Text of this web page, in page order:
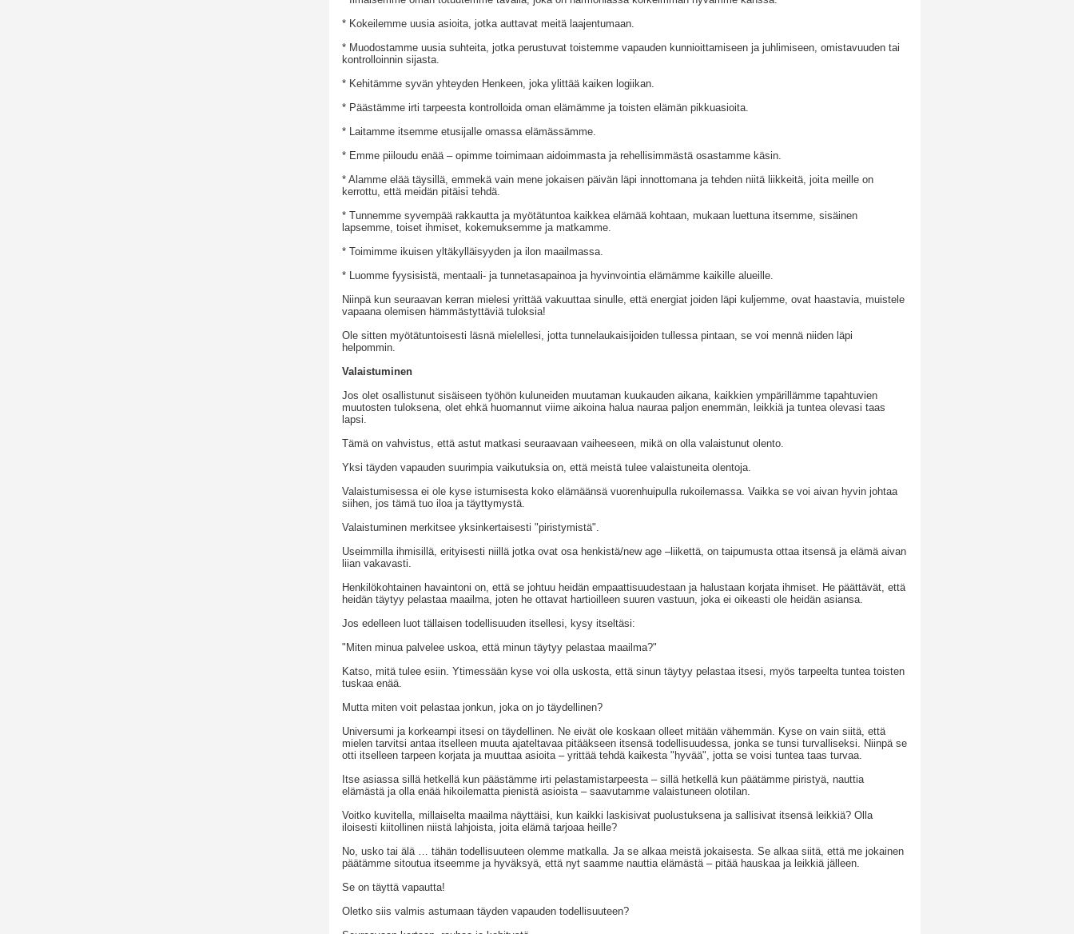
* Kokeilemme uusia asioita, jotka auttavat meitä laajentumaan.
* Muodostamme uusia suhteita, jotka perustuvat toistemme vapauden kunnioittamiseen ja juhlimiseen, omistavuuden tai
kontrolloinnin sijasta.
* Kehitämme syvän yhteyden Henkeen, joka ylittää kaiken logiikan.
* Päästämme irti tarpeesta kontrolloida oman elämämme ja toisten elämän pikkuasioita.
* Laitamme itsemme etusijalle omassa elämässämme.
* Emme piiloudu enää – opimme toimimaan aidoimmasta ja rehellisimmästä osastamme käsin.
* Alamme elää täysillä, emmekä vain mene jokaisen päivän läpi innottomana ja tehden niitä liikkeitä, joita meille on
kerrottu, että meidän pitäisi tehdä.
* Tunnemme syvempää rakkautta ja myötätuntoa kaikkea elämää kohtaan, mukaan luettuna itsemme, sisäinen
lapsemme, toiset ihmiset, kokemuksemme ja matkamme.
* Toimimme ikuisen yltäkylläisyyden ja ilon maailmassa.
* Luomme fyysisistä, mentaali- ja tunnetasapainoa ja hyvinvointia elämämme kaikille alueille.
Niinpä kun seuraavan kerran mielesi yrittää vakuuttaa sinulle, että energiat joiden läpi kuljemme, ovat haastavia, muistele
vapaana olemisen hämmästyttäviä tuloksia!
Ole sitten myötätuntoisesti läsnä mielellesi, jotta tunnelaukaisijoiden tullessa pintaan, se voi mennä niiden läpi
helpommin.
Valaistuminen
Jos olet osallistunut sisäiseen työhön kuluneiden muutaman kuukauden aikana, kaikkien ympärillämme tapahtuvien
muutosten tuloksena, olet ehkä huomannut viime aikoina halua nauraa paljon enemmän, leikkiä ja tuntea olevasi taas
lapsi.
Tämä on vahvistus, että astut matkasi seuraavaan vaiheeseen, mikä on olla valaistunut olento.
Yksi täyden vapauden suurimpia vaikutuksia on, että meistä tulee valaistuneita olentoja.
Valaistumisessa ei ole kyse istumisesta koko elämäänsä vuorenhuipulla rukoilemassa. Vaikka se voi aivan hyvin johtaa
siihen, jos tämä tuo iloa ja täyttymystä.
Valaistuminen merkitsee yksinkertaisesti "piristymistä".
Useimmilla ihmisillä, erityisesti niillä jotka ovat osa henkistä/new age –liikettä, on taipumusta ottaa itsensä ja elämä aivan
liian vakavasti.
Henkilökohtainen havaintoni on, että se johtuu heidän empaattisuudestaan ja halustaan korjata ihmiset. He päättävät, että
heidän täytyy pelastaa maailma, joten he ottavat hartioilleen suuren vastuun, joka ei oikeasti ole heidän asiansa.
Jos edelleen luot tällaisen todellisuuden itsellesi, kysy itseltäsi:
"Miten minua palvelee uskoa, että minun täytyy pelastaa maailma?"
Katso, mitä tulee esiin. Ytimessään kyse voi olla uskosta, että sinun täytyy pelastaa itsesi, myös tarpeelta tuntea toisten
tuskaa enää.
Mutta miten voit pelastaa jonkun, joka on jo täydellinen?
Universumi ja korkeampi itsesi on täydellinen. Ne eivät ole koskaan olleet mitään vähemmän. Kyse on vain siitä, että
mielen tarvitsi antaa itselleen muuta ajateltavaa pitääkseen itsensä todellisuudessa, jonka se tunsi turvalliseksi. Niinpä se
otti itselleen tarpeen korjata ja muuttaa asioita – yrittää tehdä kaikesta "hyvää", jotta se voisi tuntea taas turvaa.
Itse asiassa sillä hetkellä kun päästämme irti pelastamistarpeesta – sillä hetkellä kun päätämme piristyä, nauttia
elämästä ja olla enää hikoilematta pienistä asioista – saavutamme valaistuneen olotilan.
Voitko kuvitella, millaiselta maailma näyttäisi, kun kaikki laskisivat puolustuksena ja sallisivat itsensä leikkiä? Olla
iloisesti kiitollinen niistä lahjoista, joita elämä tarjoaa heille?
No, usko tai älä … tähän todellisuuteen olemme matkalla. Ja se alkaa meistä jokaisesta. Se alkaa siitä, että me jokainen
päätämme sitoutua itseemme ja hyväksyä, että nyt saamme nauttia elämästä – pitää hauskaa ja leikkiä jälleen.
Se on täyttä vapautta!
Oletko siis valmis astumaan täyden vapauden todellisuuteen?